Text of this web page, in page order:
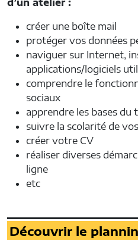
créer une boîte mail
protéger vos données
naviguer sur Internet,
applications/logiciels
comprendre le
sociaux
apprendre les bases
suivre la scolarité de
créer votre CV
réaliser diverses
ligne
etc
Découvrir le